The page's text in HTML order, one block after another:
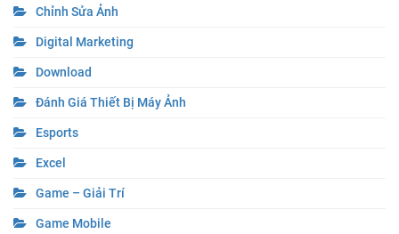
Chỉnh Sửa Ảnh
Digital Marketing
Download
Đánh Giá Thiết Bị Máy Ảnh
Esports
Excel
Game – Giải Trí
Game Mobile